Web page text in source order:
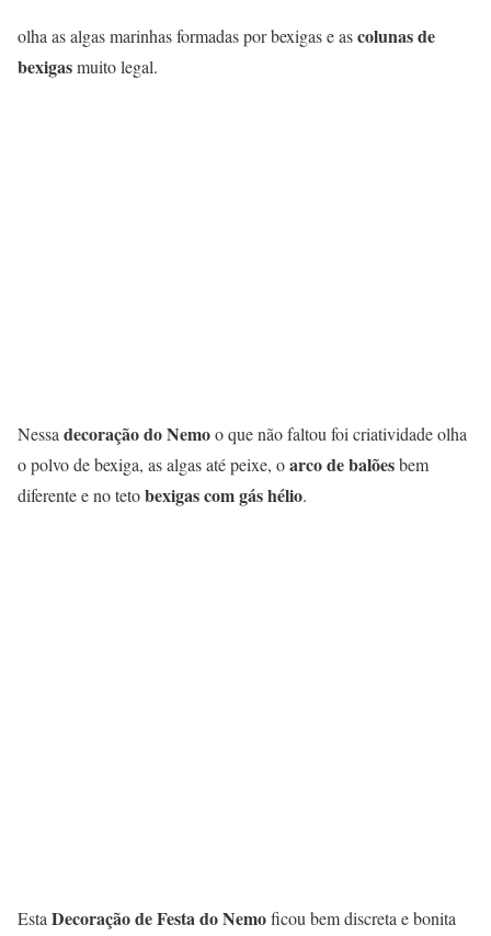
olha as algas marinhas formadas por bexigas e ascolunas de
bexigasmuito legal.
Nessa decoração do Nemoo que não faltou foi criatividade olha
o polvo de bexiga, as algas até peixe, oarco de balõesbem
diferente e no tetobexigas com gás hélio.
Esta Decoração de Festa do Nemoficou bem discreta e bonita